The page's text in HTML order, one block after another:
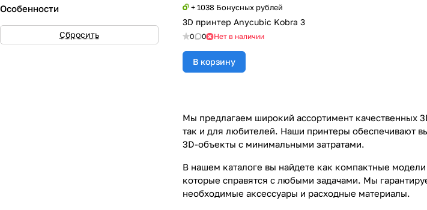
+ 1038 Бонусных рублей
3D принтер Anycubic Kobra 3
0 0 Нет в наличии
В корзину
Мы предлагаем широкий ассортимент качественных
так и для любителей. Наши принтеры обеспечивают
3D-объекты с минимальными затратами.
В нашем каталоге вы найдете как компактные
которые справятся с любыми задачами. Мы
необходимые аксессуары и расходные материалы.
Особенности
Сбросить